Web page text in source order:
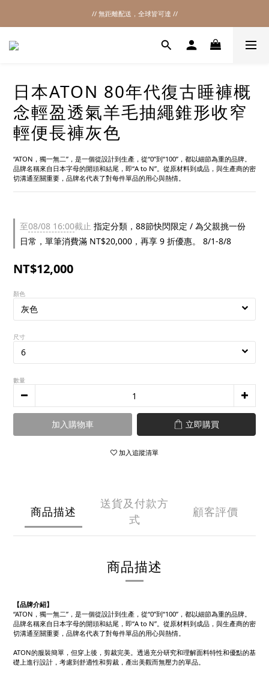
2026SS SALE
// 無距離配送，全球皆可達 //
日本ATON 80年代復古睡褲概
念輕盈透氣羊毛抽繩錐形收窄
輕便長褲灰色
“ATON，獨一無二”，是一個從設計到生產，從“0”到“100”，都以細節為重的品牌。
品牌名稱來自日本字母的開頭和結尾，即“A to N”。從原材料到成品，與生產商的密
切溝通至關重要，品牌名代表了對每件單品的用心與熱情。
至08/08 16:00截止 指定分類，88節快閃限定 / 為父親挑一份
日常，單筆消費滿 NT$20,000，再享 9 折優惠。 8/1-8/8
NT$12,000
顏色
尺寸
數量
加入購物車 立即購買
加入追蹤清單
商品描述
送貨及付款方
式
顧客評價
商品描述
【品牌介紹】
“ATON，獨一無二”，是一個從設計到生產，從“0”到“100”，都以細節為重的品牌。
品牌名稱來自日本字母的開頭和結尾，即“A to N”。從原材料到成品，與生產商的密
切溝通至關重要，品牌名代表了對每件單品的用心與熱情。
ATON的服裝簡單，但穿上後，剪裁完美。透過充分研究和理解面料特性和優點的基
礎上進行設計，考慮到舒適性和剪裁，產出美觀而無壓力的單品。